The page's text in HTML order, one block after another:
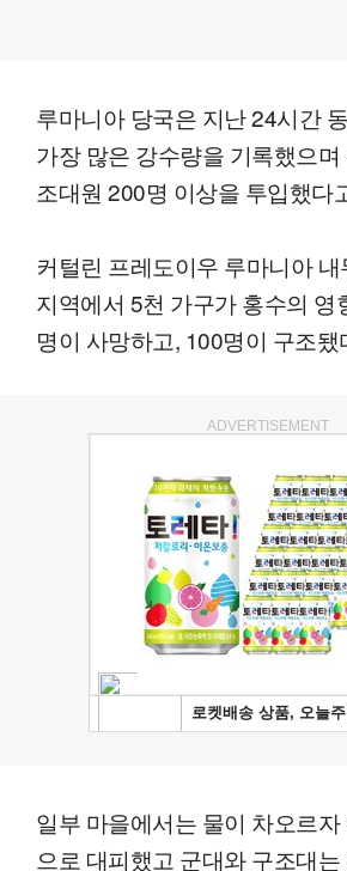
루마니아 당국은 지난 24시간
가장 많은 강수량을 기록했으
조대원 200명 이상을 투입했다
커털린 프레도이우 루마니아
지역에서 5천 가구가 홍수의 영
명이 사망하고, 100명이 구조
ADVERTISEMENT
일부 마을에서는 물이 차오르
으로 대피했고 군대와 구조대